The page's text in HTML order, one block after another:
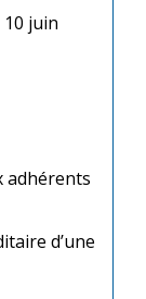
juin
adhérents
d’une